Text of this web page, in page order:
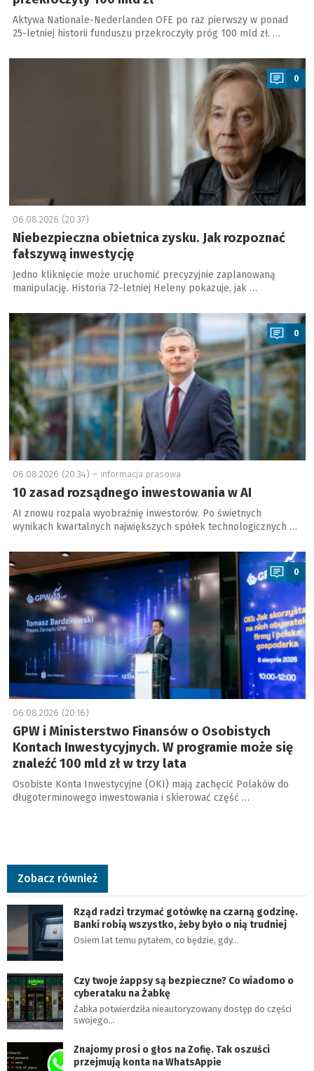
Aktywa Nationale-Nederlanden OFE po raz pierwszy w ponad
25-letniej historii funduszu przekroczyły próg 100 mld zł. …
a
0
06.08.2026 (20:37)
Niebezpieczna obietnica zysku. Jak rozpoznać
fałszywą inwestycję
Jedno kliknięcie może uruchomić precyzyjnie zaplanowaną
manipulację. Historia 72-letniej Heleny pokazuje, jak …
a
0
06.08.2026 (20:34) – informacja prasowa
10 zasad rozsądnego inwestowania w AI
AI znowu rozpala wyobraźnię inwestorów. Po świetnych
wynikach kwartalnych największych spółek technologicznych …
a
0
06.08.2026 (20:16)
GPW i Ministerstwo Finansów o Osobistych
Kontach Inwestycyjnych. W programie może się
znaleźć 100 mld zł w trzy lata
Osobiste Konta Inwestycyjne (OKI) mają zachęcić Polaków do
długoterminowego inwestowania i skierować część …
Zobacz również
Rząd radzi trzymać gotówkę na czarną godzinę.
Banki robią wszystko, żeby było o nią trudniej
Osiem lat temu pytałem, co będzie, gdy…
Czy twoje żappsy są bezpieczne? Co wiadomo o
cyberataku na Żabkę
Żabka potwierdziła nieautoryzowany dostęp do części
swojego…
Znajomy prosi o głos na Zofię. Tak oszuści
przejmują konta na WhatsAppie